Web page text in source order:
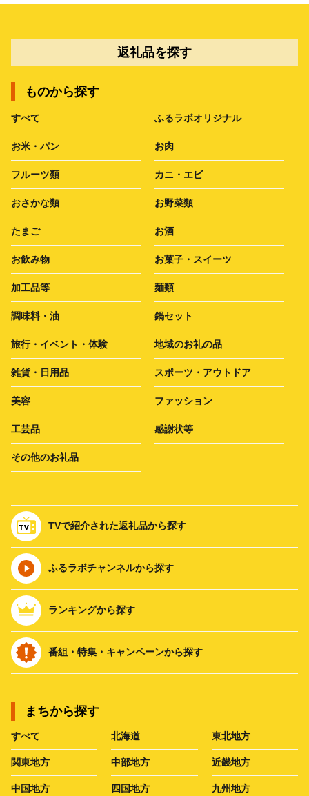
返礼品を探す
ものから探す
すべて ふるラボオリジナル
お米・パン お肉
フルーツ類 カニ・エビ
おさかな類 お野菜類
たまご お酒
お飲み物 お菓子・スイーツ
加工品等 麺類
調味料・油 鍋セット
旅行・イベント・体験 地域のお礼の品
雑貨・日用品 スポーツ・アウトドア
美容 ファッション
工芸品 感謝状等
その他のお礼品
TVで紹介された返礼品から探す
ふるラボチャンネルから探す
ランキングから探す
番組・特集・キャンペーンから探す
まちから探す
すべて 北海道 東北地方
関東地方 中部地方 近畿地方
中国地方 四国地方 九州地方